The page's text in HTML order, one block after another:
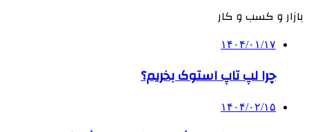
بازار و کسب و کار
۱۴۰۴/۰۱/۱۷
چرا لپ تاپ استوک بخریم؟
۱۴۰۴/۰۲/۱۵